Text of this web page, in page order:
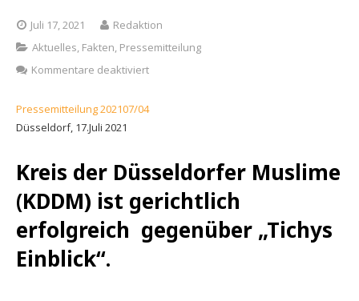
Bildungsreise
Jugendberufsförderung
Anmeldung Stand
Anmeldung Fußballmannschaften
Anmeldung Helfer*innen
KDDM-Pressemitteilungen
Kontakt
Juli 17, 2021
Redaktion
Aktuelles, Fakten, Pressemitteilung
Kommentare deaktiviertfür
erwirkt
Pressemitteilung 202107/04
Düsseldorf, 17.Juli 2021
Kreis der Düsseldorfer Muslime
(KDDM) ist gerichtlich
erfolgreich gegenüber „Tichys
Einblick“.